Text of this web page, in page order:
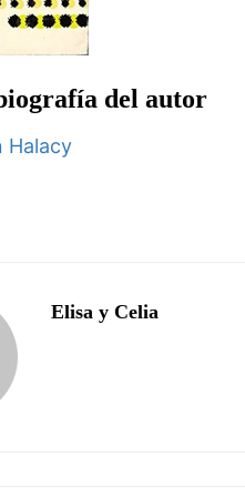
del autor
Halacy
Elisa y Celia